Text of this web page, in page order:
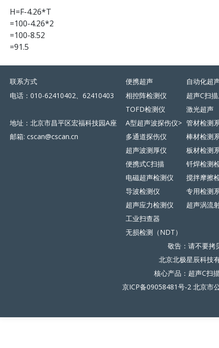
H=F-4.26*T
=100-4.26*2
=100-8.52
=91.5
联系方式 便携超声 自动化超
电话：010-62410402、62410403
地址：北京市昌平区宏福科技园A座
邮箱: cscan@cscan.cn
相控阵检测仪
TOFD检测仪
A型超声波探伤仪>
多通道探伤仪
超声波测厚仪
便携式C扫描
电磁超声检测仪
导波检测仪
超声应力检测仪
工业扫查器
无损检测（NDT）
超声C扫
激光超声
管材检测
棒材检测
板材检测
钎焊检测
搅拌摩擦
专用检测
超声涡流
敬告：请不要拷
北京北极星辰科技
核心产品：超声C扫
京ICP备09058481号-2 北京市